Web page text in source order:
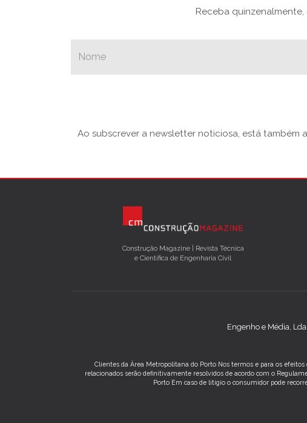
Receba
Ao subscrever a newsletter noticiosa, está também
Construção Magazine | Revista Técnica
e Científica de Engenharia Civil
Engenho e Média,
Clientes da Área Metropolitana do Porto Nos termos e para os
relacionados serão definitivamente resolvidos de acordo com o
Porto Em caso de litígio o consumidor pode